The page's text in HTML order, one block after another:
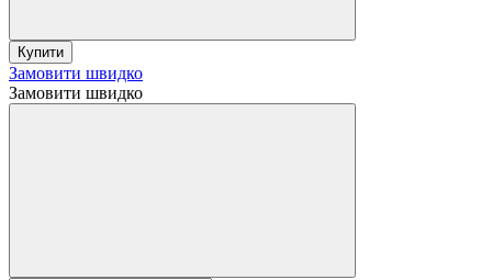
Купити
Замовити швидко
Замовити швидко